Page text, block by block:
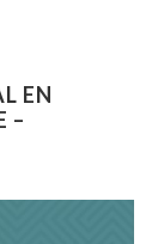
EN
–